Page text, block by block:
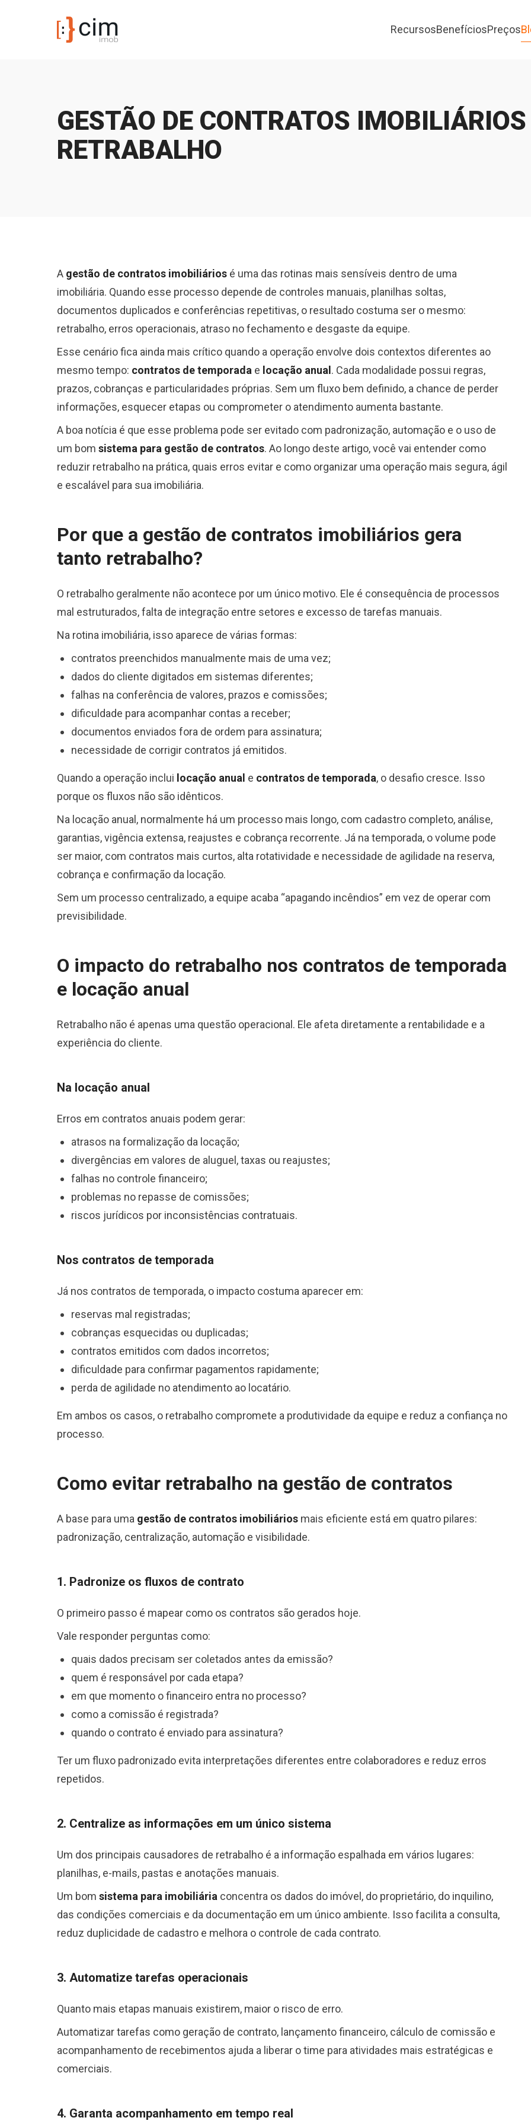
RecursosBenefíciosPreços
GESTÃO DE CONTRATOS
RETRABALHO
A gestão de contratos imobiliários é uma das rotinas mais sensíveis dentro de uma
imobiliária. Quando esse processo depende de controles manuais, planilhas soltas,
documentos duplicados e conferências repetitivas, o resultado costuma ser o mesmo:
retrabalho, erros operacionais, atraso no fechamento e desgaste da equipe.
Esse cenário fica ainda mais crítico quando a operação envolve dois contextos diferentes ao
mesmo tempo: contratos de temporada e locação anual . Cada modalidade possui regras,
prazos, cobranças e particularidades próprias. Sem um fluxo bem definido, a chance de perder
informações, esquecer etapas ou comprometer o atendimento aumenta bastante.
A boa notícia é que esse problema pode ser evitado com padronização, automação e o uso de
um bom sistema para gestão de contratos. Ao longo deste artigo, você vai entender como
reduzir retrabalho na prática, quais erros evitar e como organizar uma operação mais segura, ágil
e escalável para sua imobiliária.
Por que a gestão de contratos imobiliários gera
tanto retrabalho?
O retrabalho geralmente não acontece por um único motivo. Ele é consequência de processos
mal estruturados, falta de integração entre setores e excesso de tarefas manuais.
Na rotina imobiliária, isso aparece de várias formas:
contratos preenchidos manualmente mais de uma vez;
dados do cliente digitados em sistemas diferentes;
falhas na conferência de valores, prazos e comissões;
dificuldade para acompanhar contas a receber;
documentos enviados fora de ordem para assinatura;
necessidade de corrigir contratos já emitidos.
Quando a operação inclui locação anual e contratos de temporada, o desafio cresce. Isso
porque os fluxos não são idênticos.
Na locação anual, normalmente há um processo mais longo, com cadastro completo, análise,
garantias, vigência extensa, reajustes e cobrança recorrente. Já na temporada, o volume pode
ser maior, com contratos mais curtos, alta rotatividade e necessidade de agilidade na reserva,
cobrança e confirmação da locação.
Sem um processo centralizado, a equipe acaba “apagando incêndios” em vez de operar com
previsibilidade.
O impacto do retrabalho nos contratos de temporada
e locação anual
Retrabalho não é apenas uma questão operacional. Ele afeta diretamente a rentabilidade e a
experiência do cliente.
Na locação anual
Erros em contratos anuais podem gerar:
atrasos na formalização da locação;
divergências em valores de aluguel, taxas ou reajustes;
falhas no controle financeiro;
problemas no repasse de comissões;
riscos jurídicos por inconsistências contratuais.
Nos contratos de temporada
Já nos contratos de temporada, o impacto costuma aparecer em:
reservas mal registradas;
cobranças esquecidas ou duplicadas;
contratos emitidos com dados incorretos;
dificuldade para confirmar pagamentos rapidamente;
perda de agilidade no atendimento ao locatário.
Em ambos os casos, o retrabalho compromete a produtividade da equipe e reduz a confiança no
processo.
Como evitar retrabalho na gestão de contratos
A base para uma gestão de contratos imobiliários mais eficiente está em quatro pilares:
padronização, centralização, automação e visibilidade.
1. Padronize os fluxos de contrato
O primeiro passo é mapear como os contratos são gerados hoje.
Vale responder perguntas como:
quais dados precisam ser coletados antes da emissão?
quem é responsável por cada etapa?
em que momento o financeiro entra no processo?
como a comissão é registrada?
quando o contrato é enviado para assinatura?
Ter um fluxo padronizado evita interpretações diferentes entre colaboradores e reduz erros
repetidos.
2. Centralize as informações em um único sistema
Um dos principais causadores de retrabalho é a informação espalhada em vários lugares:
planilhas, e-mails, pastas e anotações manuais.
Um bom sistema para imobiliária concentra os dados do imóvel, do proprietário, do inquilino,
das condições comerciais e da documentação em um único ambiente. Isso facilita a consulta,
reduz duplicidade de cadastro e melhora o controle de cada contrato.
3. Automatize tarefas operacionais
Quanto mais etapas manuais existirem, maior o risco de erro.
Automatizar tarefas como geração de contrato, lançamento financeiro, cálculo de comissão e
acompanhamento de recebimentos ajuda a liberar o time para atividades mais estratégicas e
comerciais.
4. Garanta acompanhamento em tempo real